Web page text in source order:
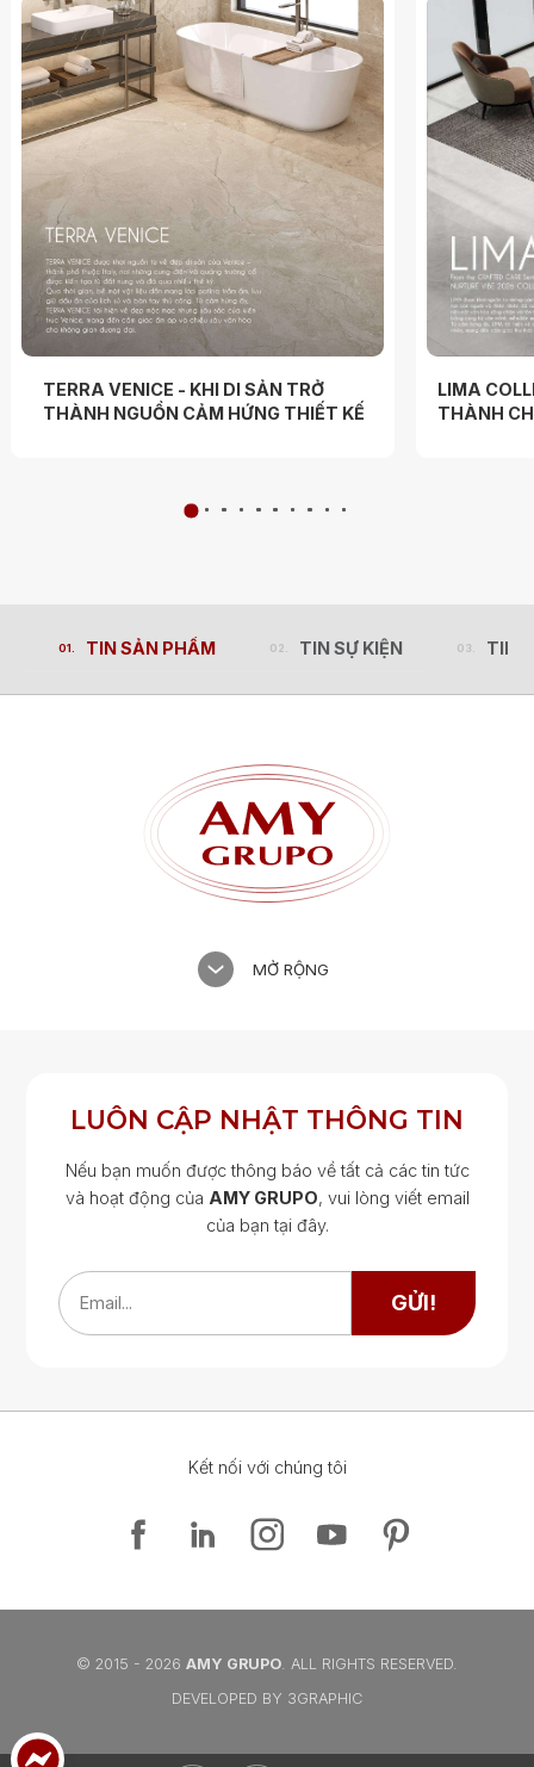
TERRA VENICE - KHI DI SẢN TRỞ
THÀNH NGUỒN CẢM HỨNG THIẾT KẾ
LIMA
THÀNH
TIN SẢN PHẨM
TIN SẢN PHẨM
TIN SỰ KIỆN
TIN SỰ KIỆN
TIN
TIN
MỞ RỘNG
LUÔN CẬP NHẬT THÔNG TIN
Nếu bạn muốn được thông báo về tất cả các tin tức
và hoạt động của AMY GRUPO, vui lòng viết email
của bạn tại đây.
Email... GỬI!
Kết nối với chúng tôi
© 2015 - 2026 AMY GRUPO . ALL RIGHTS RESERVED.
DEVELOPED BY 3GRAPHIC